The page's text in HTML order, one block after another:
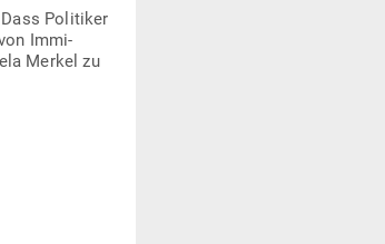
Poli­tiker
Immi­
Merkel zu